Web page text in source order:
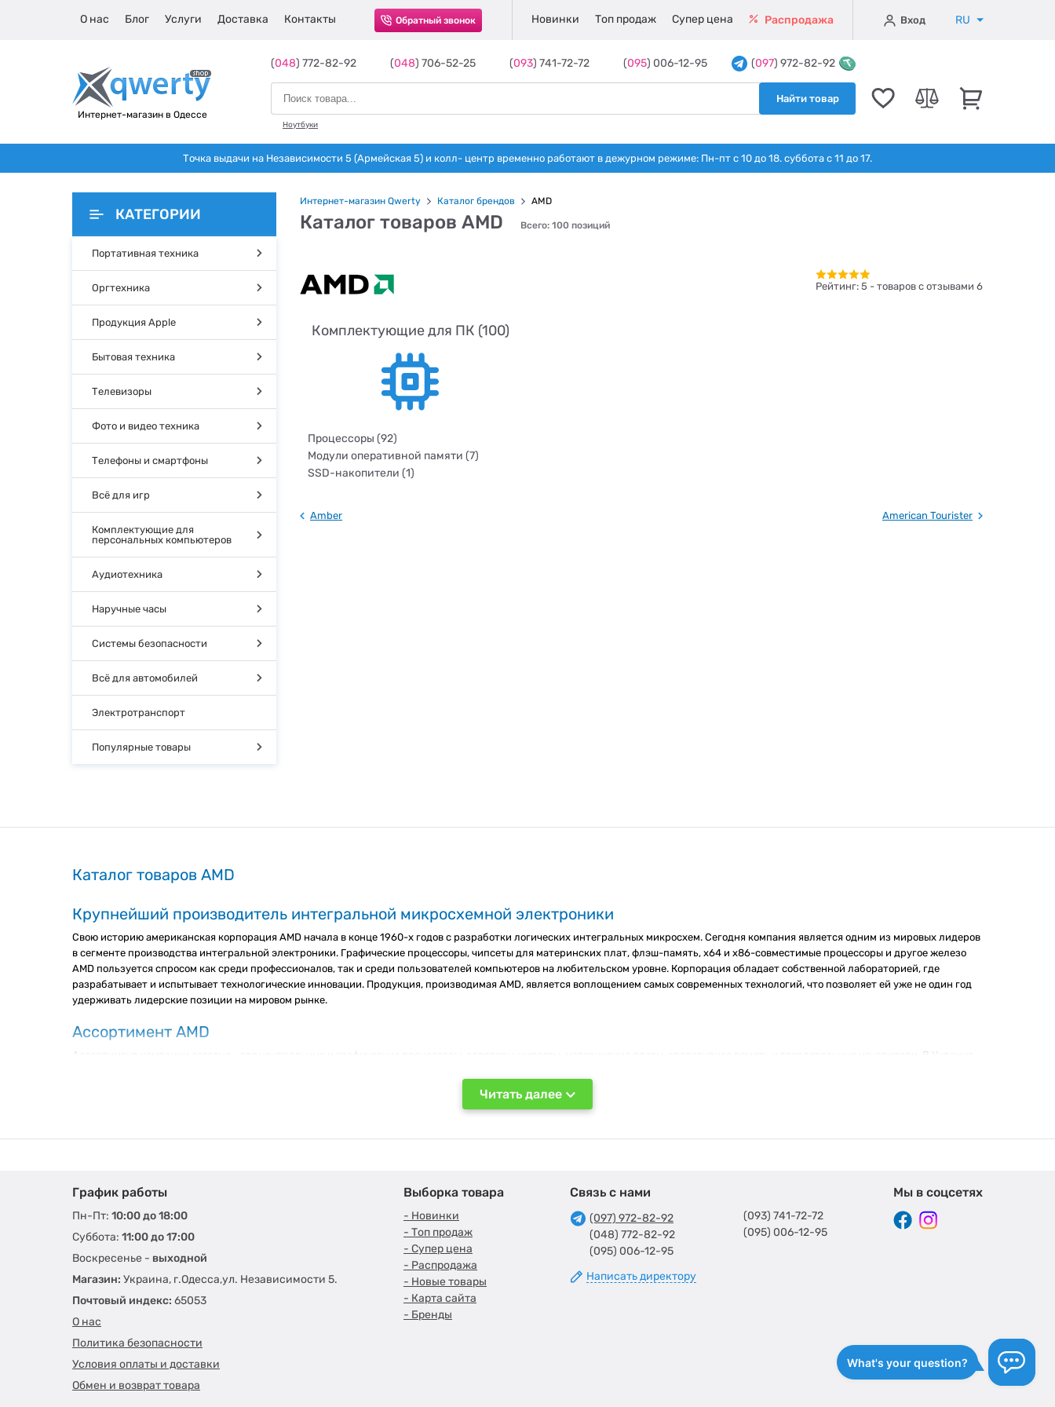
О нас Блог Услуги Доставка Контакты Обратный звонок Новинки Топ продаж Супер цена Распродажа Вход RU
Интернет-магазин в Одессе
(048) 772-82-92 (048) 706-52-25 (093) 741-72-72 (095) 006-12-95 (097) 972-82-92
Найти товар
Ноутбуки
Точка выдачи на Независимости 5 (Армейская 5) и колл- центр временно работают в дежурном режиме: Пн-пт с 10 до 18. суббота с 11 до 17.
КАТЕГОРИИ
Портативная техника
Оргтехника
Продукция Apple
Бытовая техника
Телевизоры
Фото и видео техника
Телефоны и смартфоны
Всё для игр
Комплектующие для
персональных компьютеров
Аудиотехника
Наручные часы
Системы безопасности
Всё для автомобилей
Электротранспорт
Популярные товары
Интернет-магазин Qwerty Каталог брендов AMD
Каталог товаров AMD Всего: 100 позиций
Рейтинг: 5 - товаров с отзывами 6
Комплектующие для ПК (100)
Процессоры (92)
Модули оперативной памяти (7)
SSD-накопители (1)
Amber American Tourister
Каталог товаров AMD
Крупнейший производитель интегральной микросхемной электроники
Свою историю американская корпорация AMD начала в конце 1960-х годов с разработки логических интегральных микросхем. Сегодня компания является одним из мировых лидеров
в сегменте производства интегральной электроники. Графические процессоры, чипсеты для материнских плат, флэш-память, x64 и x86-совместимые процессоры и другое железо
AMD пользуется спросом как среди профессионалов, так и среди пользователей компьютеров на любительском уровне. Корпорация обладает собственной лабораторией, где
разрабатывает и испытывает технологические инновации. Продукция, производимая AMD, является воплощением самых современных технологий, что позволяет ей уже не один год
удерживать лидерские позиции на мировом рынке.
Ассортимент AMD
Ассортимент компании сегодня - это центральные и графические процессоры, адаптеры, чипсеты, материнские платы, оперативная память и твердотельные накопители. В Украине
Высокое качество, отличная производительность и демократичные цены - характеристики, которые потребители ценят в процессорах бренда больше всего. Среди
Phenom;
Athlon;
Ryzen 3;
Ryzen 9
Ryzen Threadripper.
Модули оперативной памяти.
славятся своей надежностью, высокой производительностью и широким модельным рядом. В ассортименте компании
есть такие основные типы памяти:
Читать далее
График работы
Пн-Пт: 10:00 до 18:00
Суббота: 11:00 до 17:00
Воскресенье - выходной
Магазин: Украина, г.Одесса,ул. Независимости 5.
Почтовый индекс: 65053
О нас
Политика безопасности
Условия оплаты и доставки
Обмен и возврат товара
Выборка товара
- Новинки
- Топ продаж
- Супер цена
- Распродажа
- Новые товары
- Карта сайта
- Бренды
Связь с нами
(097) 972-82-92
(048) 772-82-92
(095) 006-12-95
Написать директору
(093) 741-72-72
(095) 006-12-95
Мы в соцсетях